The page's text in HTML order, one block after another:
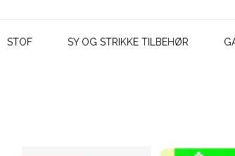
STOF SY OG STRIKKE TILBEHØR